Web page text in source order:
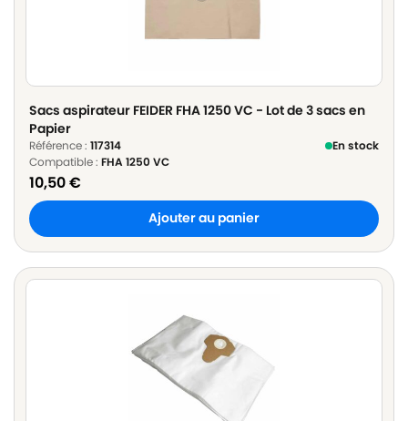
Sacs aspirateur FEIDER FHA 1250 VC - Lot de 3 sacs en
Papier
Référence : 117314
En stock
Compatible : FHA 1250 VC
10,50€
Ajouter au panier